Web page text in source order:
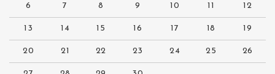
6 7 8 9 10 11 12
13 14 15 16 17 18 19
20 21 22 23 24 25 26